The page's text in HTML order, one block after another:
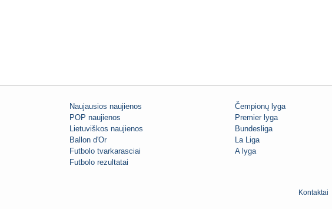
Naujausios naujienos
POP naujienos
Lietuviškos naujienos
Ballon d'Or
Futbolo tvarkarasciai
Futbolo rezultatai
Čempionų lyga
Premier lyga
Bundesliga
La Liga
A lyga
Kontaktai